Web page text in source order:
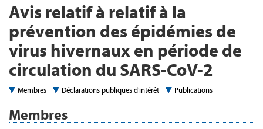
Avis relatif à relatif à la
prévention des épidémies de
virus hivernaux en période de
circulation du SARS-CoV-2
Membres Déclarations publiques d’intérêt Publications
Membres